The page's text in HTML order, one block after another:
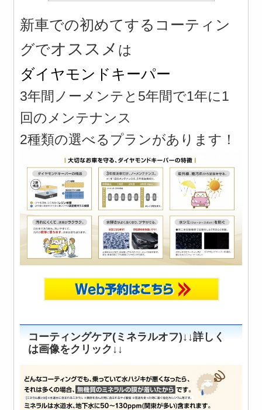
新車での初めてするコーティン
グでオススメ は
ダイヤモンドキーパー
3年間ノーメンテと5年間で1年に1
回のメンテナンス
2種類の選べるプランがあります！
コーティングケア(ミネラルオフ)↓↓詳しく
は画像をクリック↓↓